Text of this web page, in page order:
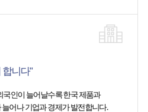
합니다"
국인이 늘어날수록 한국 제품과
어나 기업과 경제가 발전합니다.